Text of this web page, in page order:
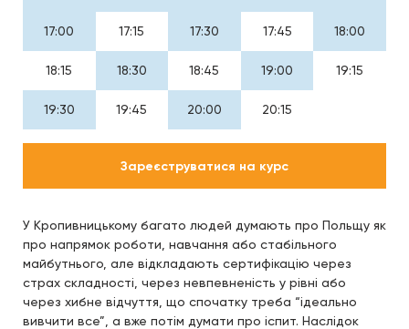
17:00 17:15 17:30 17:45 18:00
18:15 18:30 18:45 19:00 19:15
19:30 19:45 20:00 20:15
Зареєструватися на курс
У Кропивницькому багато людей думають про Польщу як
про напрямок роботи, навчання або стабільного
майбутнього, але відкладають сертифікацію через
страх складності, через невпевненість у рівні або
через хибне відчуття, що спочатку треба “ідеально
вивчити все”, а вже потім думати про іспит. Наслідок